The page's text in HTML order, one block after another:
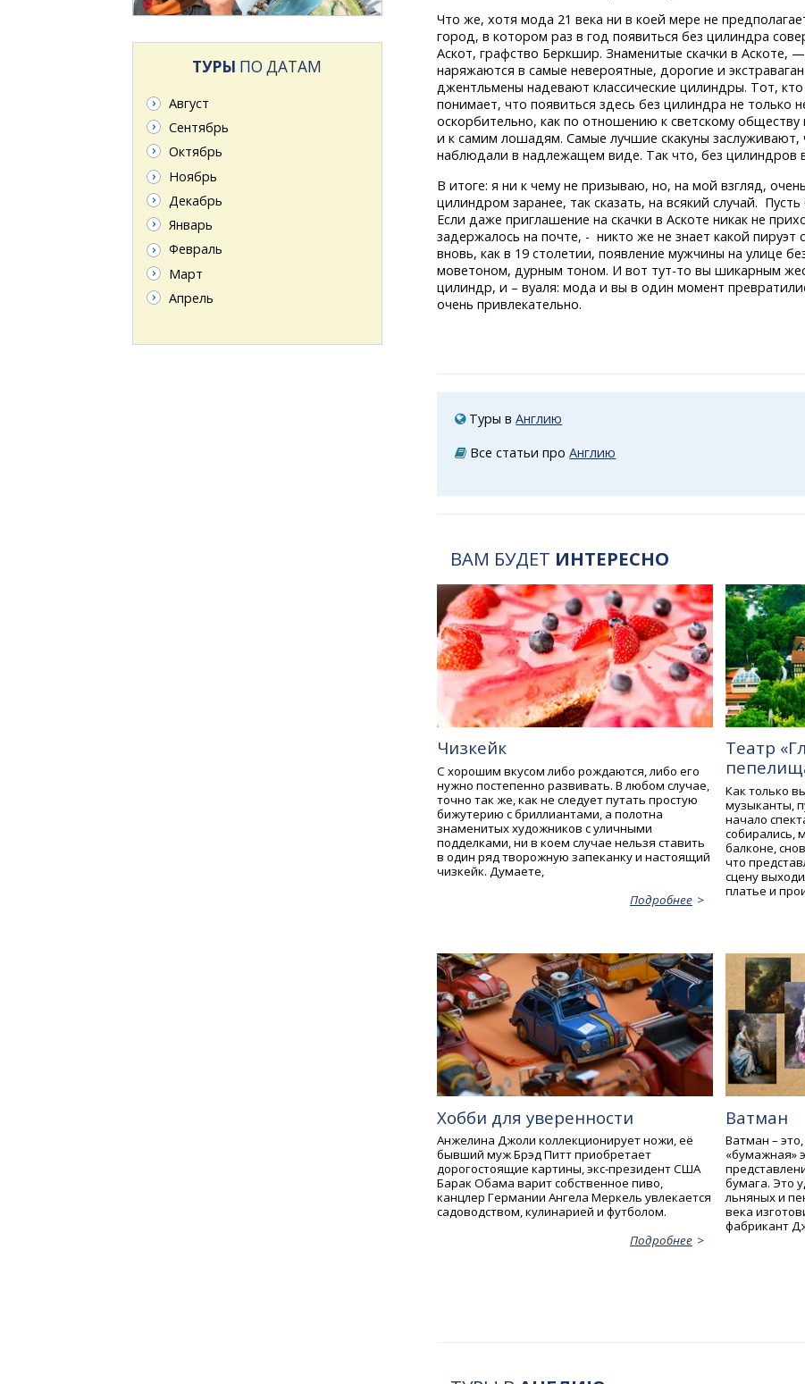
Что же, хотя мода 21 века ни в коей мере не
город, в котором раз в год появиться без цилиндра
Аскот, графство Беркшир. Знаменитые скачки в Аскоте,
наряжаются в самые невероятные, дорогие и
джентльмены надевают классические цилиндры. Тот, кто
понимает, что появиться здесь без цилиндра не только
оскорбительно, как по отношению к светскому обществу
и к самим лошадям. Самые лучшие скакуны заслуживают,
наблюдали в надлежащем виде. Так что, без цилиндров
В итоге: я ни к чему не призываю, но, на мой взгляд,
цилиндром заранее, так сказать, на всякий случай.
Если даже приглашение на скачки в Аскоте никак не
задержалось на почте, - никто же не знает какой
вновь, как в 19 столетии, появление мужчины на улице
моветоном, дурным тоном. И вот тут-то вы шикарным
цилиндр, и – вуаля: мода и вы в один момент
очень привлекательно.
Туры вАнглию
Все статьи проАнглию
ВАМ БУДЕТ ИНТЕРЕСНО
Чизкейк
С хорошим вкусом либо рождаются, либо его
нужно постепенно развивать. В любом случае,
точно так же, как не следует путать простую
бижутерию с бриллиантами, а полотна
знаменитых художников с уличными
подделками, ни в коем случае нельзя ставить
в один ряд творожную запеканку и настоящий
чизкейк. Думаете,
Подробнее
Театр
Как только
музыканты,
начало
собирались,
балконе,
что
сцену
платье и
Хобби для уверенности
Анжелина Джоли коллекционирует ножи, её
бывший муж Брэд Питт приобретает
дорогостоящие картины, экс-президент США
Барак Обама варит собственное пиво,
канцлер Германии Ангела Меркель увлекается
садоводством, кулинарией и футболом.
Подробнее
Ватман
Ватман –
«бумажная»
бумага. Это
льняных и
века
фабрикант
ТУРЫ ПО ДАТАМ
Август
Сентябрь
Октябрь
Ноябрь
Декабрь
Январь
Февраль
Март
Апрель